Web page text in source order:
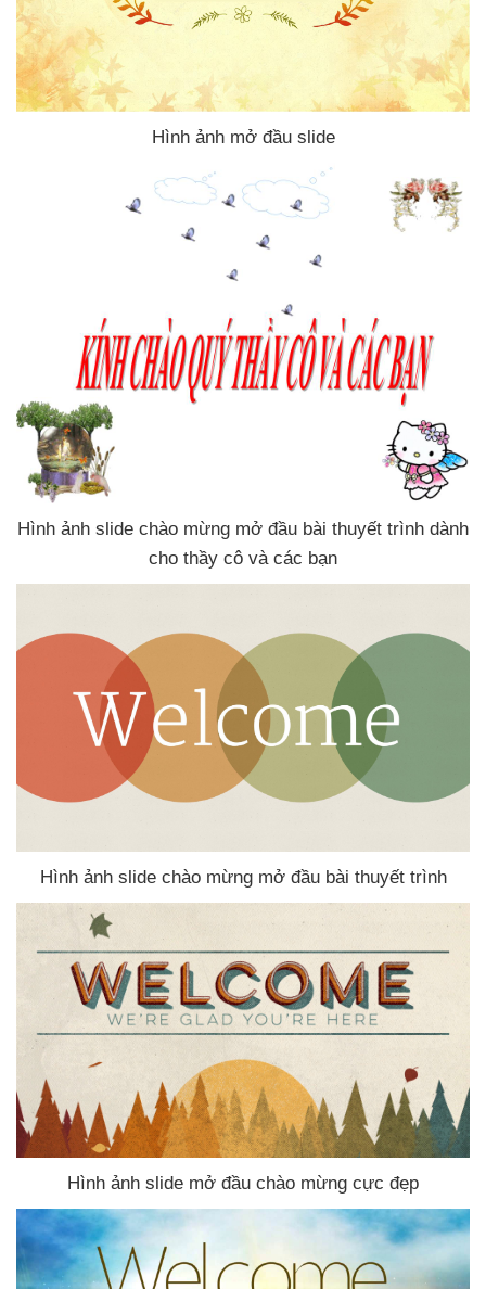
Hình ảnh mở đầu slide
Hình ảnh slide chào mừng mở đầu bài thuyết trình dành
cho thầy cô và các bạn
Hình ảnh slide chào mừng mở đầu bài thuyết trình
Hình ảnh slide mở đầu chào mừng cực đẹp